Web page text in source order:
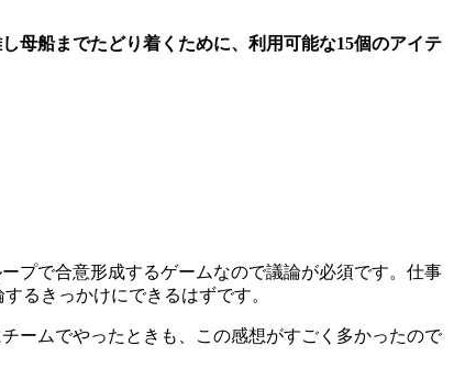
母船までたどり着くために、利用可能な15個のアイテ
プで合意形成するゲームなので議論が必須です。仕事
るきっかけにできるはずです。
ームでやったときも、この感想がすごく多かったので